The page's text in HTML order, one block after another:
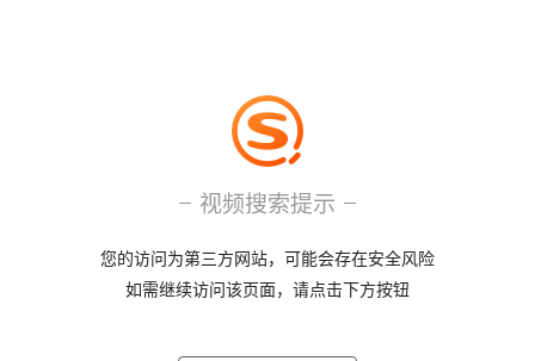
视频搜索提示
您的访问为第三方网站，可能会存在安全风险
如需继续访问该页面，请点击下方按钮